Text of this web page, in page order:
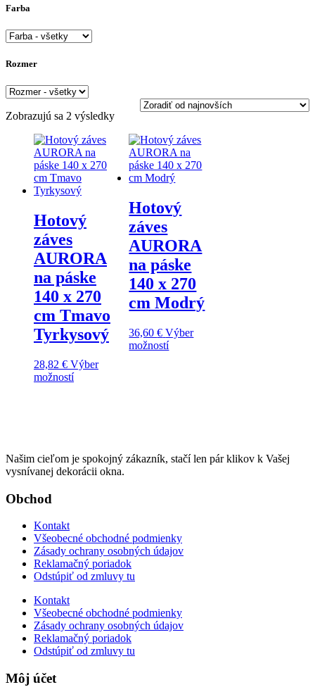
Farba
Rozmer
Zobrazujú sa 2 výsledkyZoradené
najnovších
Hotový
záves
AURORA
na páske
140 x 270
cm Tmavo
Tyrkysový
28,82 € Výber
možností
Hotový
záves
AURORA
na páske
140 x 270
cm Modrý
36,60€ Výber
možností
Našim cieľom je spokojný zákazník, stačí len pár klikov k Vašej
vysnívanej dekorácii okna.
Obchod
Kontakt
Všeobecné obchodné podmienky
Zásady ochrany osobných údajov
Reklamačný poriadok
Odstúpiť od zmluvy tu
Kontakt
Všeobecné obchodné podmienky
Zásady ochrany osobných údajov
Reklamačný poriadok
Odstúpiť od zmluvy tu
Môj účet